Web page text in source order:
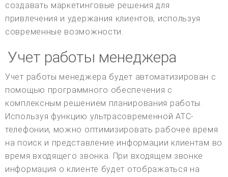
создавать маркетинговые решения для
привлечения и удержания клиентов, используя
современные возможности.
Учет работы менеджера
Учет работы менеджера будет автоматизирован с
помощью программного обеспечения с
комплексным решением планирования работы.
Используя функцию ультрасовременной АТС-
телефонии, можно оптимизировать рабочее время
на поиск и представление информации клиентам во
время входящего звонка. При входящем звонке
информация о клиенте будет отображаться на